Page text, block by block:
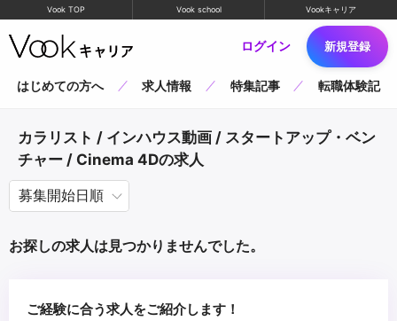
Vook TOP Vook school Vookキャリア
ログイン 新規登録
はじめての方へ 求人情報 特集記事 転職体験記
カラリスト / インハウス動画 / スタートアップ・ベン
チャー / Cinema 4Dの求人
お探しの求人は見つかりませんでした。
ご経験に合う求人をご紹介します！